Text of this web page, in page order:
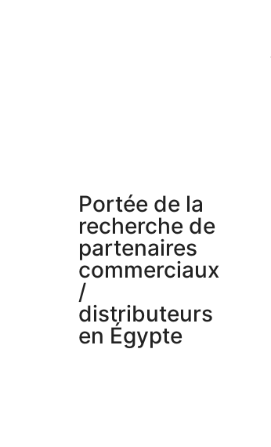
Portée de la
recherche de
partenaires
commerciaux
/
distributeurs
en Égypte